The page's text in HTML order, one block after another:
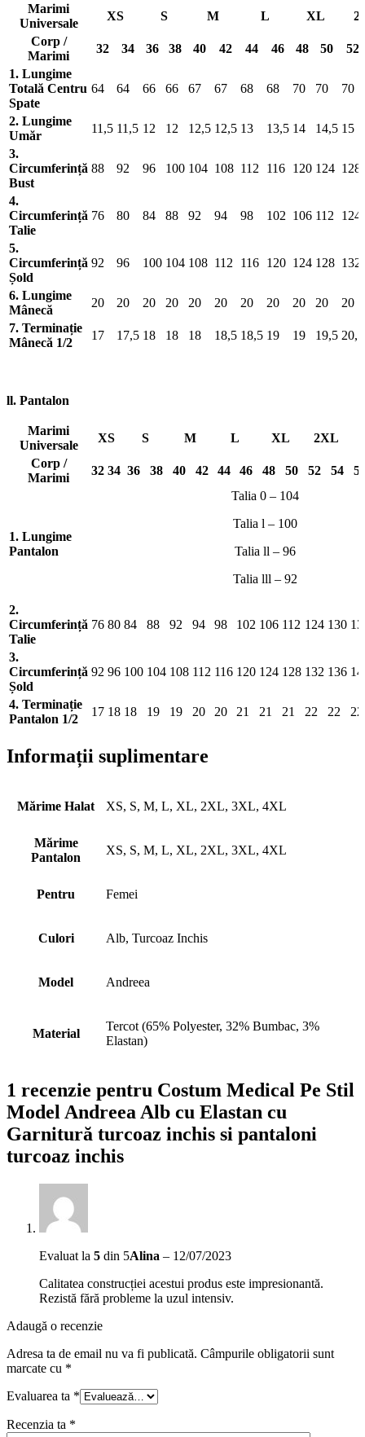
Marimi
Universale
XS S M L XL
Corp /
Marimi
32 34 36 38 40 42 44 46 48 50
52
1. Lungime
Totală Centru
Spate
64 64 66 66 67 67 68 68 70 70 70
2. Lungime
Umăr
11,5 11,5 12 12 12,5 12,5 13 13,5 14 14,5 15
3.
Circumferință
Bust
88 92 96 100 104 108 112 116 120 124 128
4.
Circumferință
Talie
76 80 84 88 92 94 98 102 106 112 124
5.
Circumferință
Șold
92 96 100 104 108 112 116 120 124 128 132
6. Lungime
Mânecă
20 20 20 20 20 20 20 20 20 20
20
7. Terminație
Mânecă 1/2
17 17,5 18 18 18 18,5 18,5 19 19 19,5 20,5
ll. Pantalon
Marimi
Universale
XS S M L XL 2XL
Corp /
Marimi
32 34 36 38 40 42 44 46 48 50 52 54
1. Lungime
Pantalon
Talia 0 – 104
Talia l – 100
Talia ll – 96
Talia lll – 92
2.
Circumferință
Talie
76 80 84 88 92 94 98 102 106 112 124 130
3.
Circumferință
Șold
92 96 100 104 108 112 116 120 124 128 132 136
4. Terminație
Pantalon 1/2
17 18 18 19 19 20 20 21 21 21 22 22 22
Informații suplimentare
Mărime Halat XS, S, M, L, XL, 2XL, 3XL, 4XL
Mărime
Pantalon
XS, S, M, L, XL, 2XL, 3XL, 4XL
Pentru Femei
Culori Alb, Turcoaz Inchis
Model Andreea
Material
Tercot (65% Polyester, 32% Bumbac, 3%
Elastan)
1 recenzie pentru Costum Medical Pe Stil
Model Andreea Alb cu Elastan cu
Garnitură turcoaz inchis si pantaloni
turcoaz inchis
Evaluat la 5 din 5Alina – 12/07/2023
Calitatea construcției acestui produs este impresionantă.
Rezistă fără probleme la uzul intensiv.
Adaugă o recenzie
Adresa ta de email nu va fi publicată. Câmpurile obligatorii sunt
marcate cu *
Evaluarea ta *
Recenzia ta *